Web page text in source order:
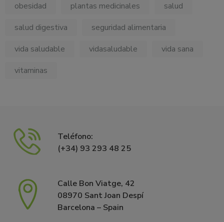
obesidad
plantas medicinales
salud
salud digestiva
seguridad alimentaria
vida saludable
vidasaludable
vida sana
vitaminas
Teléfono:
(+34) 93 293 48 25
Calle Bon Viatge, 42
08970 Sant Joan Despí
Barcelona – Spain